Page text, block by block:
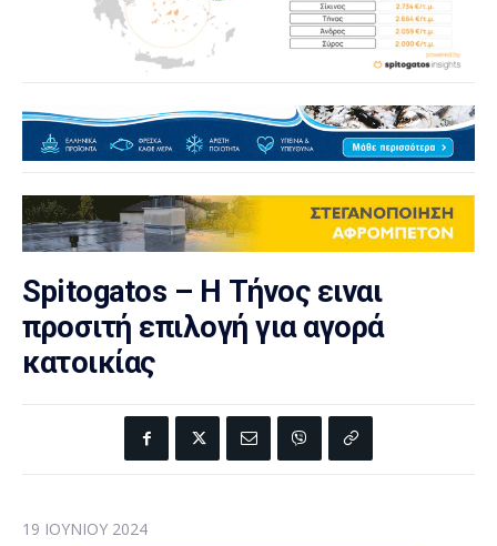
Spitogatos – Η Τήνος ειναι
προσιτή επιλογή για αγορά
κατοικίας
19 ΙΟΥΝΊΟΥ 2024